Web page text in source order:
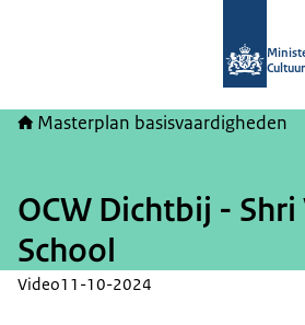
Masterplan basisvaardigheden
OCW Dichtbij - Shri
School
Video11-10-2024